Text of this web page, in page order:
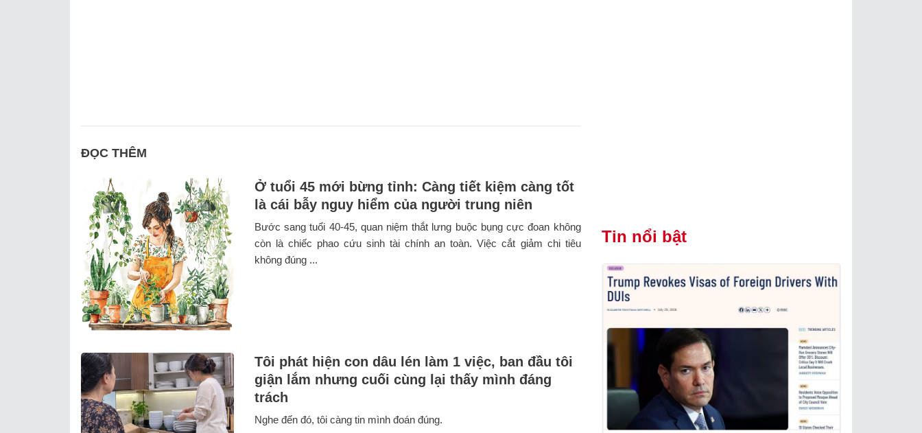
ĐỌC THÊM
Ở tuổi 45 mới bừng tỉnh: Càng tiết kiệm càng tốt
là cái bẫy nguy hiểm của người trung niên
Bước sang tuổi 40-45, quan niệm thắt lưng buộc bụng cực đoan không
còn là chiếc phao cứu sinh tài chính an toàn. Việc cắt giảm chi tiêu
không đúng ...
Tôi phát hiện con dâu lén làm 1 việc, ban đầu tôi
giận lắm nhưng cuối cùng lại thấy mình đáng
trách
Nghe đến đó, tôi càng tin mình đoán đúng.
Tin nổi bật